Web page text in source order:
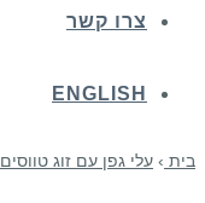
צרו קשר
ENGLISH
בית › עלי גפן עם זוג טווסים